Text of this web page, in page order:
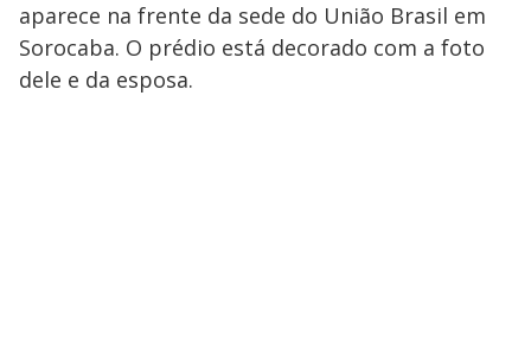
aparece na frente da sede do União Brasil em
Sorocaba. O prédio está decorado com a foto
dele e da esposa.